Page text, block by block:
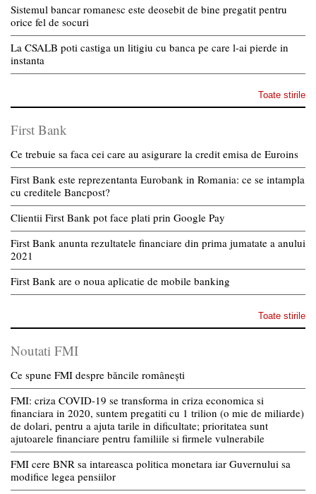
Sistemul bancar romanesc este deosebit de bine pregatit pentru
orice fel de socuri
La CSALB poti castiga un litigiu cu banca pe care l-ai pierde in
instanta
Toate stirile
First Bank
Ce trebuie sa faca cei care au asigurare la credit emisa de Euroins
First Bank este reprezentanta Eurobank in Romania: ce se intampla
cu creditele Bancpost?
Clientii First Bank pot face plati prin Google Pay
First Bank anunta rezultatele financiare din prima jumatate a anului
2021
First Bank are o noua aplicatie de mobile banking
Toate stirile
Noutati FMI
Ce spune FMI despre băncile românești
FMI: criza COVID-19 se transforma in criza economica si
financiara in 2020, suntem pregatiti cu 1 trilion (o mie de miliarde)
de dolari, pentru a ajuta tarile in dificultate; prioritatea sunt
ajutoarele financiare pentru familiile si firmele vulnerabile
FMI cere BNR sa intareasca politica monetara iar Guvernului sa
modifice legea pensiilor